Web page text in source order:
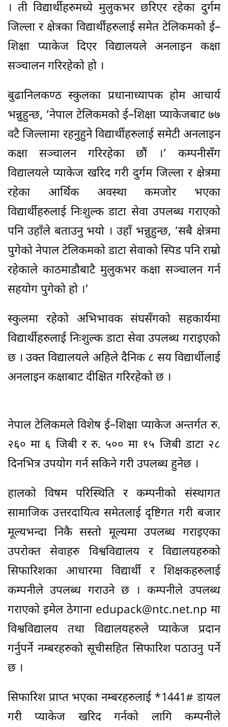
। ती विद्यार्थीहरुमध्ये मुलुकभर छरिएर रहेका दुर्गम
जिल्ला र क्षेत्रका विद्यार्थीहरुलाई समेत टेलिकमको ई–
शिक्षा प्याकेज दिएर विद्यालयले अनलाइन कक्षा
सञ्चालन गरिरहेको हो ।
बुढानिलकण्ठ स्कुलका प्रधानाध्यापक होम आचार्य
भन्नुहुन्छ, ‘नेपाल टेलिकमको ई–शिक्षा प्याकेजबाट ७७
वटै जिल्लामा रहनुहुने विद्यार्थीहरुलाई समेटी अनलाइन
कक्षा सञ्चालन गरिरहेका छौं ।’ कम्पनीसँग
विद्यालयले प्याकेज खरिद गरी दुर्गम जिल्ला र क्षेत्रमा
रहेका आर्थिक अवस्था कमजोर भएका
विद्यार्थीहरुलाई निःशुल्क डाटा सेवा उपलब्ध गराएको
पनि उहाँले बताउनु भयो । उहाँ भन्नुहुन्छ, ‘सबै क्षेत्रमा
पुगेको नेपाल टेलिकमको डाटा सेवाको स्पिड पनि राम्रो
रहेकाले काठमाडौबाटै मुलुकभर कक्षा सञ्चालन गर्न
सहयोग पुगेको हो ।’
स्कुलमा रहेको अभिभावक संघसँगको सहकार्यमा
विद्यार्थीहरुलाई निःशुल्क डाटा सेवा उपलब्ध गराइएको
छ । उक्त विद्यालयले अहिले दैनिक ८ सय विद्यार्थीलाई
अनलाइन कक्षाबाट दीक्षित गरिरहेको छ ।
नेपाल टेलिकमले विशेष ई–शिक्षा प्याकेज अन्तर्गत रु.
२६० मा ६ जिबी र रु. ५०० मा १५ जिबी डाटा २८
दिनभित्र उपयोग गर्न सकिने गरी उपलब्ध हुनेछ ।
हालको विषम परिस्थिति र कम्पनीको संस्थागत
सामाजिक उत्तरदायित्व समेतलाई दृष्टिगत गरी बजार
मूल्यभन्दा निकै सस्तो मूल्यमा उपलब्ध गराइएका
उपरोक्त सेवाहरु विश्वविद्यालय र विद्यालयहरुको
सिफारिशका आधारमा विद्यार्थी र शिक्षकहरुलाई
कम्पनीले उपलब्ध गराउने छ । कम्पनीले उपलब्ध
गराएको इमेल ठेगाना edupack@ntc.net.np मा
विश्वविद्यालय तथा विद्यालयहरुले प्याकेज प्रदान
गर्नुपर्ने नम्बरहरुको सूचीसहित सिफारिश पठाउनु पर्ने
छ ।
सिफारिश प्राप्त भएका नम्बरहरुलाई *1441# डायल
गरी प्याकेज खरिद गर्नको लागि कम्पनीले